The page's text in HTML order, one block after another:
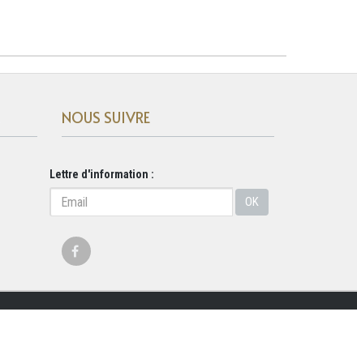
NOUS SUIVRE
Lettre d'information :
OK